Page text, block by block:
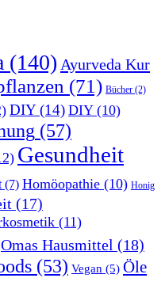
(140) Ayurveda Kur
(71) Bücher (2)
DIY(14) DIY(10)
(57)
Gesundheit
(7) Homöopathie (10) Honig
(17)
(11)
Omas Hausmittel (18)
(53) Vegan (5) Öle